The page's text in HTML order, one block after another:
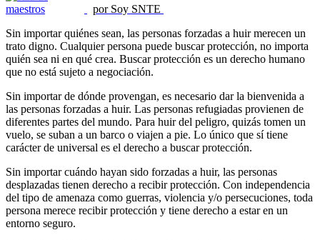
por Soy SNTE
Sin importar quiénes sean, las personas forzadas a huir merecen un
trato digno. Cualquier persona puede buscar protección, no importa
quién sea ni en qué crea. Buscar protección es un derecho humano
que no está sujeto a negociación.
Sin importar de dónde provengan, es necesario dar la bienvenida a
las personas forzadas a huir. Las personas refugiadas provienen de
diferentes partes del mundo. Para huir del peligro, quizás tomen un
vuelo, se suban a un barco o viajen a pie. Lo único que sí tiene
carácter de universal es el derecho a buscar protección.
Sin importar cuándo hayan sido forzadas a huir, las personas
desplazadas tienen derecho a recibir protección. Con independencia
del tipo de amenaza como guerras, violencia y/o persecuciones, toda
persona merece recibir protección y tiene derecho a estar en un
entorno seguro.